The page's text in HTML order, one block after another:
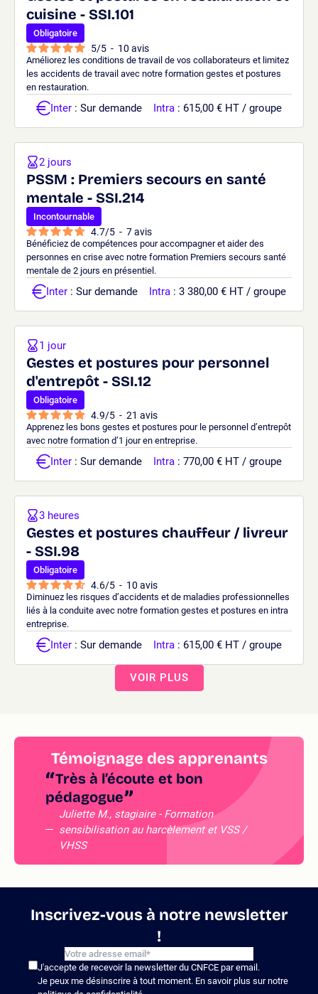
cuisine - SSI.101
Obligatoire
5/5 - 10 avis
Améliorez les conditions de travail de vos collaborateurs et limitez
les accidents de travail avec notre formation gestes et postures
en restauration.
Inter : Sur demande Intra : 615,00 € HT / groupe
PSSM : Premiers secours en santé
mentale - SSI.214
Incontournable
4.7/5 - 7avis
Bénéficiez de compétences pour accompagner et aider des
personnes en crise avec notre formation Premiers secours santé
mentale de 2 jours en présentiel.
2 jours
Inter : Sur demande Intra : 3 380,00 € HT / groupe
Gestes et postures pour personnel
d'entrepôt - SSI.12
Obligatoire
4.9/5 - 21 avis
Apprenez les bons gestes et postures pour le personnel d’entrepôt
avec notre formation d’1 jour en entreprise.
1 jour
Inter : Sur demande Intra : 770,00 € HT / groupe
Gestes et postures chauffeur / livreur
- SSI.98
Obligatoire
4.6/5 - 10 avis
Diminuez les risques d’accidents et de maladies professionnelles
liés à la conduite avec notre formation gestes et postures en intra
entreprise.
3 heures
Inter : Sur demande Intra : 615,00 € HT / groupe
VOIR PLUS
Témoignage des apprenants
Très à l’écoute et bon
pédagogue
Juliette M., stagiaire - Formation
sensibilisation au harcèlement et VSS /
VHSS
Inscrivez-vous à notre newsletter
!
J'accepte de recevoir la newsletter du CNFCE par email.
Je peux me désinscrire à tout moment. En savoir plus sur notre